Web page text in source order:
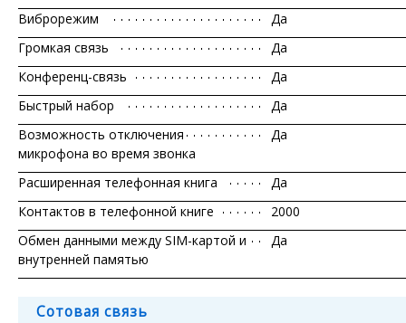
Виброрежим
Да
Громкая связь
Да
Конференц-связь
Да
Быстрый набор
Да
Возможность отключения
микрофона во время звонка
Да
Расширенная телефонная книга
Да
Контактов в телефонной книге
2000
Обмен данными между SIM-картой и
внутренней памятью
Да
Сотовая связь